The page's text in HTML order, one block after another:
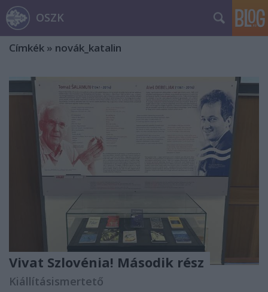
OSZK
Címkék » novák_katalin
Vivat Szlovénia! Második rész
Kiállításismertető